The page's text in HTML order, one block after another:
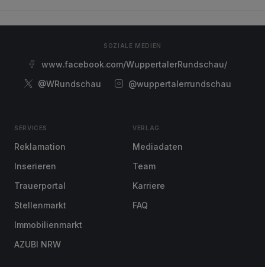
SOZIALE MEDIEN
www.facebook.com/WuppertalerRundschau/
@WRundschau
@wuppertalerrundschau
SERVICES
Reklamation
Inserieren
Trauerportal
Stellenmarkt
Immobilienmarkt
AZUBI NRW
VERLAG
Mediadaten
Team
Karriere
FAQ